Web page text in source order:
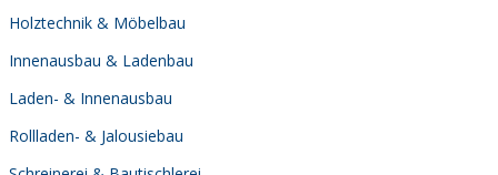
Holztechnik & Möbelbau
Innenausbau & Ladenbau
Laden- & Innenausbau
Rollladen- & Jalousiebau